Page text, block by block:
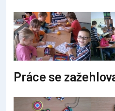
Práce se